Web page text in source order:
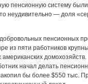
пенсионную систему
неудивительно — доля
пенсионных
из пяти работников
домохозяйств.
начал делать
бы более $550 тыс.